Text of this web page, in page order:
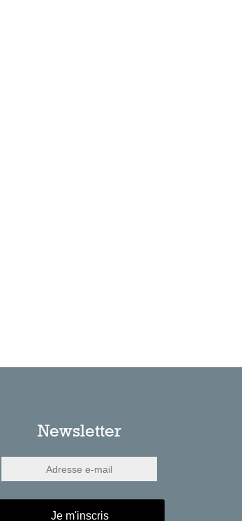
Newsletter
Je m'inscris